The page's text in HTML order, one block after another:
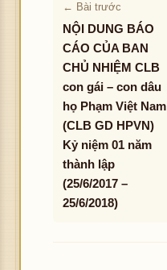
← Bài trước
NỘI DUNG BÁO
CÁO CỦA BAN
CHỦ NHIỆM CLB
con gái – con dâu
họ Phạm Việt Nam
(CLB GD HPVN)
Kỷ niệm 01 năm
thành lập
(25/6/2017 –
25/6/2018)